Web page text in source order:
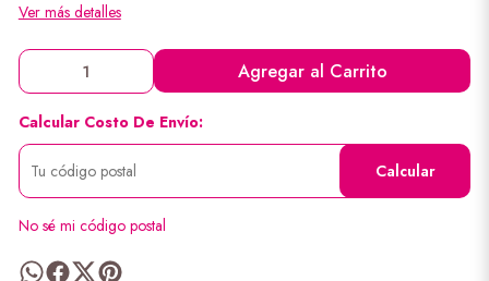
Ver más detalles
Agregar al Carrito
Calcular Costo De Envío:
Calcular
No sé mi código postal